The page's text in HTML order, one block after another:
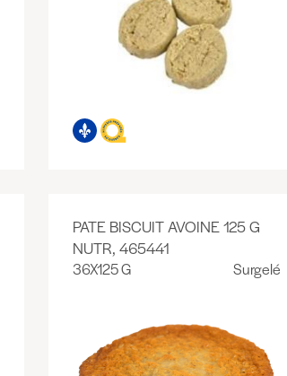
PATE BISCUIT AVOINE 125 G
NUTR, 465441
36X125 G Surgelé